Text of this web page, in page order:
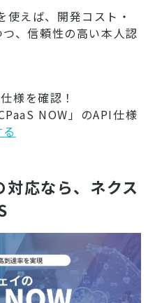
使えば、開発コスト・
、信頼性の高い本人認
様を確認！
NOW」のAPI仕様
応なら、ネクス